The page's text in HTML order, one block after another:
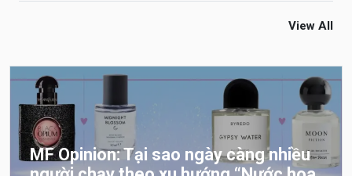
View All
MF Opinion: Tại sao ngày càng nhiều